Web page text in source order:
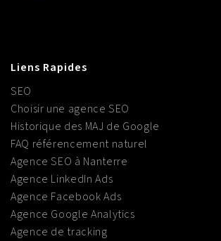
Liens Rapides
SEO
Choisir une agence SEO
Historique des MAJ de Google
FAQ référencement naturel
Agence SEO à Nanterre
Agence LinkedIn Ads
Agence Facebook Ads
Agence Google Analytics
Agence de tracking